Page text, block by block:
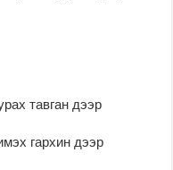
тавган дээр
гархин дээр